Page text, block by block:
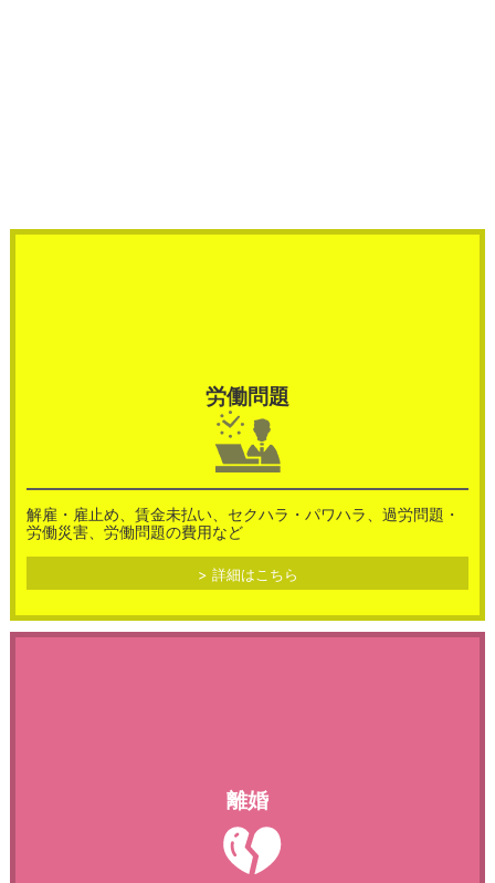
コラム
賃貸住宅退去時のトラブルについて
親の介護費用を負担していたら…相続で精算できる？
労働問題
解雇・雇止め、賃金未払い、セクハラ・パワハラ、過労問題・
労働災害、労働問題の費用など
詳細はこちら
離婚